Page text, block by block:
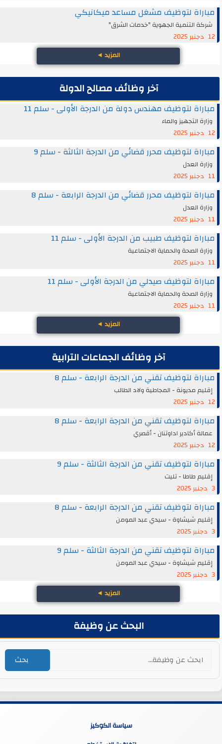
مباراة لتوظيف مشغل مساعد ميكانيكي
شركة التنمية الجهوية "خدمات الشرق"
12 دجنبر 2025
المزيد◄
آخر وظائف مصالح الدولة
مباراة لتوظيف مهندس دولة من الدرجة الأولى - سلم 11
وزارة التجهيز والماء
12 دجنبر 2025
مباراة لتوظيف محرر قضائي من الدرجة الثالثة - سلم 9
وزارة العدل
11 دجنبر 2025
مباراة لتوظيف محرر قضائي من الدرجة الرابعة - سلم 8
وزارة العدل
11 دجنبر 2025
مباراة لتوظيف طبيب من الدرجة الأولى - سلم 11
وزارة الصحة والحماية الاجتماعية
11 دجنبر 2025
مباراة لتوظيف صيدلي من الدرجة الأولى - سلم 11
وزارة الصحة والحماية الاجتماعية
11 دجنبر 2025
المزيد◄
آخر وظائف الجماعات الترابية
مباراة لتوظيف تقني من الدرجة الرابعة - سلم 8
إقليم مديونة - المجاطية ولاد الطالب
12 دجنبر 2025
مباراة لتوظيف تقني من الدرجة الرابعة - سلم 8
عمالة أكادير اداوتنان - أقصري
12 دجنبر 2025
مباراة لتوظيف تقني من الدرجة الثالثة - سلم 9
إقليم طاطا - تليت
مباراة لتوظيف تقني من الدرجة الرابعة - سلم 8
إقليم شيشاوة - سيدي عبد المومن
مباراة لتوظيف تقني من الدرجة الثالثة - سلم 9
إقليم شيشاوة - سيدي عبد المومن
المزيد◄
البحث عن وظيفة
بحث
سياسة الكوكيز